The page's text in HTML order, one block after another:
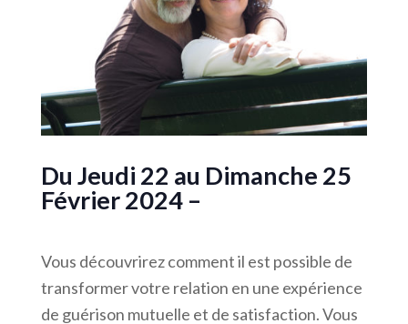
Du Jeudi 22 au Dimanche 25
Février 2024 –
Vous découvrirez comment il est possible de
transformer votre relation en une expérience
de guérison mutuelle et de satisfaction. Vous